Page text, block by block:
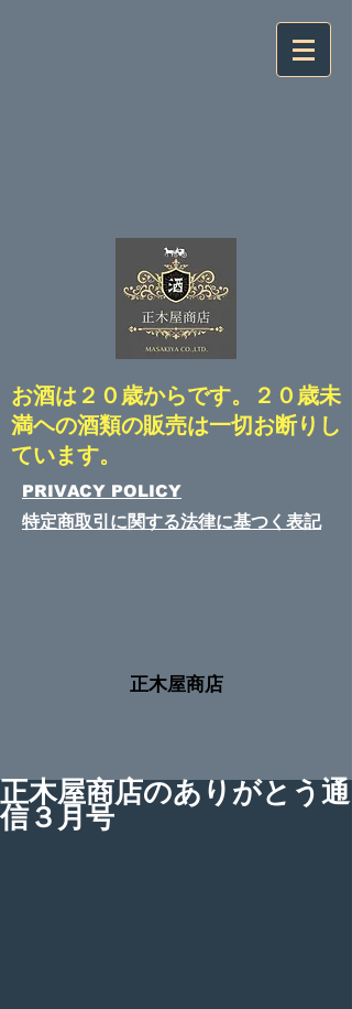
​お酒は２０歳からです。２０歳未
満ヘの酒類の販売は一切お断りし
ています。
​PRIVACY POLICY
特定商取引に関する法律​に基つく表記
​正木屋商店
正木屋商店のありがとう通
信３月号